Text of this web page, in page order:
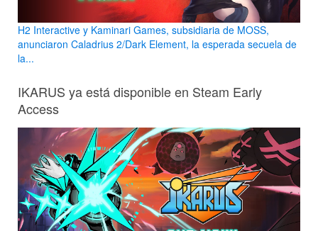
H2 Interactive y Kaminari Games, subsidiaria de MOSS,
anunciaron Caladrius 2/Dark Element, la esperada secuela de
la...
IKARUS ya está disponible en Steam Early
Access